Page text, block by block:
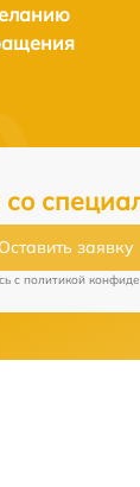
Оставить заявку
c политикой